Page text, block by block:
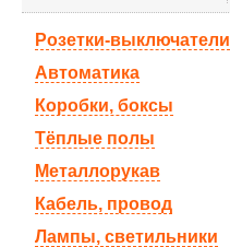
Розетки-выключатели
Автоматика
Коробки, боксы
Тёплые полы
Металлорукав
Кабель, провод
Лампы, светильники